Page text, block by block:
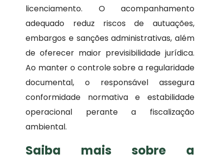
licenciamento. O acompanhamento
adequado reduz riscos de autuações,
embargos e sanções administrativas, além
de oferecer maior previsibilidade jurídica.
Ao manter o controle sobre a regularidade
documental, o responsável assegura
conformidade normativa e estabilidade
operacional perante a fiscalização
ambiental.
Saiba mais sobre a